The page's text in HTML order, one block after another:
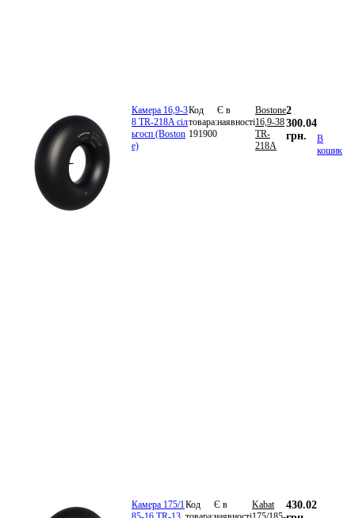
Камера 16,9-3
8 TR-218A сіл
ьгосп (Boston
e)
Код
товара:
191900
Є в
наявності
Bostone
16,9-38
TR-
218A
2
300.04
грн.
В
кошик
Камера 175/1 Код
Є в
Kabat
430.02